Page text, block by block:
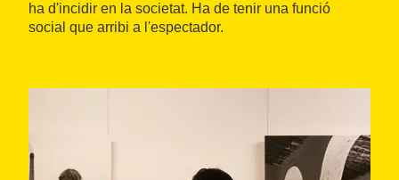
ha d'incidir en la societat. Ha de tenir una funció
social que arribi a l'espectador.